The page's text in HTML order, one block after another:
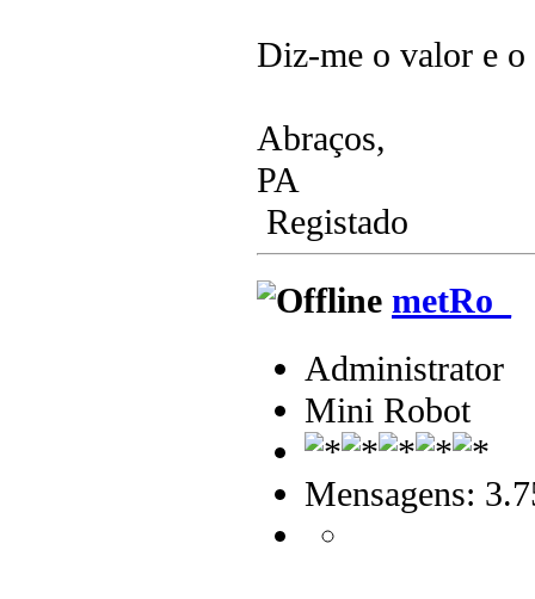
Diz-me o valor e
Abraços,
PA
Registado
metRo_
Administrator
Mini Robot
Mensagens: